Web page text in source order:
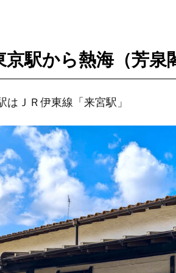
京駅から熱海（芳泉
はＪＲ伊東線「来宮駅」